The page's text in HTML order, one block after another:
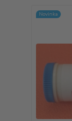
Novinka